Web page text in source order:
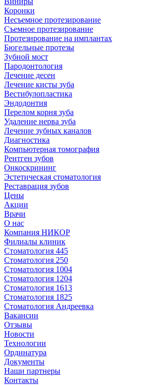
Коронки
Несъемное протезирование
Съемное протезирование
Протезирование на имплантах
Бюгельные протезы
Зубной мост
Пародонтология
Лечение десен
Лечение кисты зуба
Вестибулопластика
Эндодонтия
Перелом корня зуба
Удаление нерва зуба
Лечение зубных каналов
Диагностика
Компьютерная томография
Рентген зубов
Онкоскрининг
Эстетическая стоматология
Реставрация зубов
Цены
Акции
Врачи
О нас
Компания НИКОР
Филиалы клиник
Стоматология 445
Стоматология 250
Стоматология 1004
Стоматология 1204
Стоматология 1613
Стоматология 1825
Стоматология Андреевка
Вакансии
Отзывы
Новости
Технологии
Ординатура
Документы
Наши партнеры
Контакты